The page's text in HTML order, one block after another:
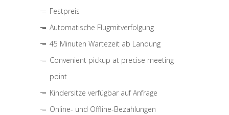
Festpreis
Automatische Flugmitverfolgung
45 Minuten Wartezeit ab Landung
Convenient pickup at precise meeting
point
Kindersitze verfügbar auf Anfrage
Online- und Offline-Bezahlungen